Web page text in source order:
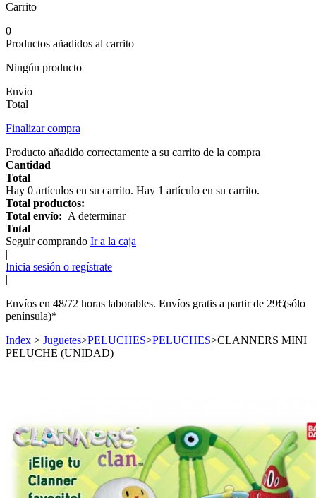
Carrito
0
Productos añadidos al carrito
Ningún producto
Envio
Total
Finalizar compra
Producto añadido correctamente a su carrito de la compra
Cantidad
Total
Hay 0 artículos en su carrito. Hay 1 artículo en su carrito.
Total productos:
Total envío: A determinar
Total
Seguir comprando Ir a la caja
|
Inicia sesión o regístrate
|
Envíos en 48/72 horas laborables. Envíos gratis a partir de 29€(sólo
península)*
Index > Juguetes>PELUCHES>PELUCHES>CLANNERS MINI
PELUCHE (UNIDAD)